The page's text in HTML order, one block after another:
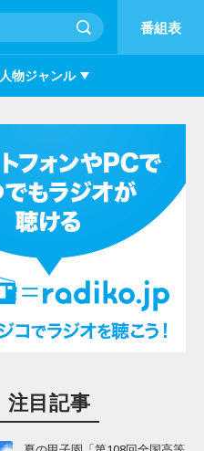
番組表
人物ジャンル
注目記事